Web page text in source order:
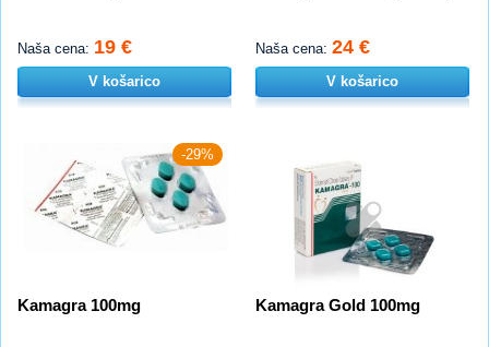
Naša cena: 19 €
V košarico
Naša cena: 24 €
V košarico
-29%
Kamagra 100mg Kamagra Gold 100mg